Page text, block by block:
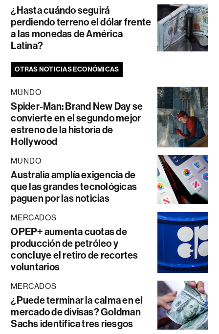
¿Hasta cuándo seguirá
perdiendo terreno el dólar frente
a las monedas de América
Latina?
OTRAS NOTICIAS ECONÓMICAS
MUNDO
Spider-Man: Brand New Day se
convierte en el segundo mejor
estreno de la historia de
Hollywood
MUNDO
Australia amplía exigencia de
que las grandes tecnológicas
paguen por las noticias
MERCADOS
OPEP+ aumenta cuotas de
producción de petróleo y
concluye el retiro de recortes
voluntarios
MERCADOS
¿Puede terminar la calma en el
mercado de divisas? Goldman
Sachs identifica tres riesgos